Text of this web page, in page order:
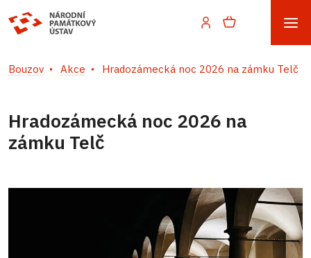
Bouzov Akce Hradozámecká noc 2026 na zámku Telč
Hradozámecká noc 2026 na
zámku Telč